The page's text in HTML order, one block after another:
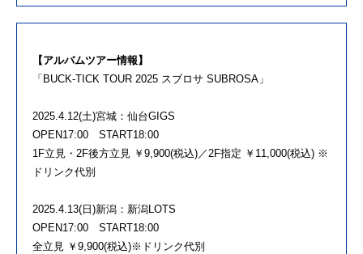
【アルバムツアー情報】
「BUCK-TICK TOUR 2025 スブロサ SUBROSA」
2025.4.12(土)宮城：仙台GIGS
OPEN17:00 START18:00
1F立見・2F後方立見 ￥9,900(税込)／2F指定 ￥11,000(税込) ※
ドリンク代別
2025.4.13(日)新潟：新潟LOTS
OPEN17:00 START18:00
全立見 ￥9,900(税込)※ドリンク代別